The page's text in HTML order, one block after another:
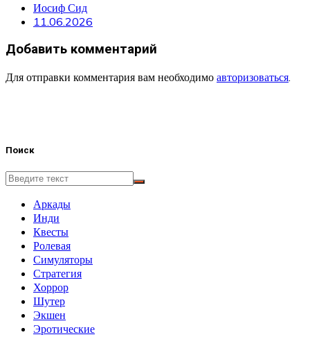
Иосиф Сид
11.06.2026
Добавить комментарий
Для отправки комментария вам необходимо авторизоваться
Поиск
Аркады
Инди
Квесты
Ролевая
Симуляторы
Стратегия
Хоррор
Шутер
Экшен
Эротические